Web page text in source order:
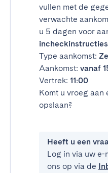
vullen met de
verwachte
u 5 dagen voor
incheckinstructies
Type aankomst:
Aankomst: vanaf
Vertrek: 11:00
Komt u vroeg aan
opslaan?
Heeft u een
Log in via uw
ons op via de